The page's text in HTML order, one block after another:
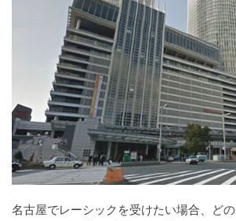
名古屋でレーシックを受けたい場合、どの